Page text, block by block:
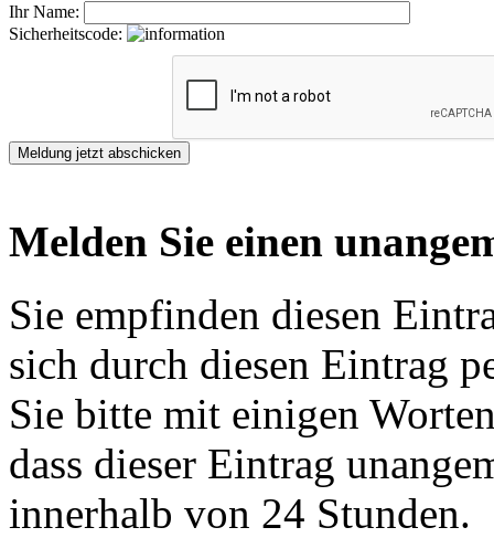
Ihr Name:
Sicherheitscode:
Melden Sie einen
Sie empfinden diesen
sich durch diesen Eintrag
Sie bitte mit einigen
dass dieser Eintrag
innerhalb von 24 Stunden.